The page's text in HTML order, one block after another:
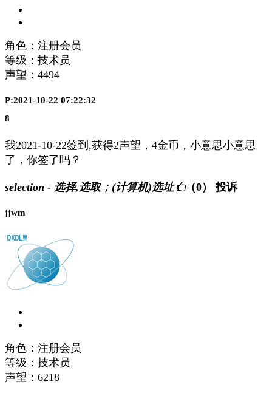
角色：注册会员
等级：技术员
声望： 4494
P:2021-10-22 07:22:32
8
我2021-10-22签到,获得2声望，4金币，小意思小意思
了，你签了吗？
selection - 选择,选取；(计算机)选址 （0） 投诉
jjwm
角色：注册会员
等级：技术员
声望： 6218